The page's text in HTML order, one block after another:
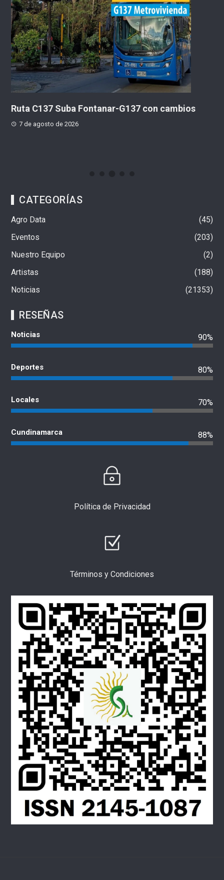
Ruta C137 Suba Fontanar-G137 con cambios
7 de agosto de 2026
CATEGORÍAS
Agro Data
45
Eventos
203
Nuestro Equipo
2
Artistas
188
Noticias
21353
RESEÑAS
Noticias 90%
Deportes 80%
Locales 70%
Cundinamarca 88%
Política de Privacidad
Términos y Condiciones